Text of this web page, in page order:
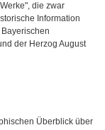
die zwar
Information
der Herzog August
Überblick über